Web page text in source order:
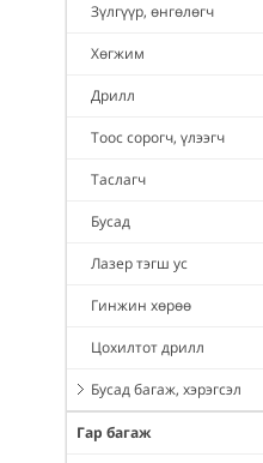
Зүлгүүр, өнгөлөгч
Хөгжим
Дрилл
Тоос сорогч, үлээгч
Таслагч
Бусад
Лазер тэгш ус
Гинжин хөрөө
Цохилтот дрилл
Бусад багаж, хэрэгсэл
Гар багаж